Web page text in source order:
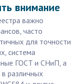
внимание
важно
часто
для точности
система
ГОСТ и СНиП, а
различных